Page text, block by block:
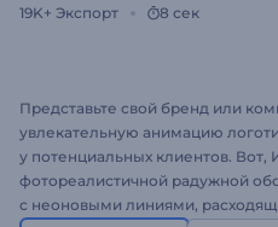
19K+ Экспорт 8 сек
Представьте свой бренд или
увлекательную анимацию
у потенциальных клиентов. Вот,
фотореалистичной радужной
с неоновыми линиями,